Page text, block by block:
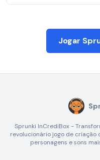
Jogar
Sprunki InCrediBox -
revolucionário jogo de criação
personagens e sons